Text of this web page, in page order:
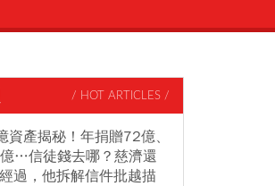
/ HOT ARTICLES /
產揭秘！年捐贈72億、
…信徒錢去哪？慈濟還
過，他拆解信件批越描